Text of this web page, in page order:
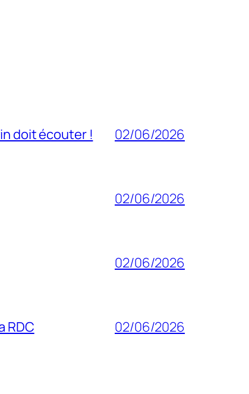
doit écouter ! 02/06/2026
02/06/2026
02/06/2026
RDC 02/06/2026